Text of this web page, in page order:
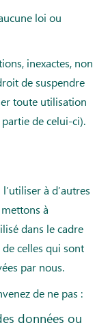
loi ou
inexactes, non
de suspendre
toute utilisation
de celui-ci).
à d’autres
à
dans le cadre
de celles qui sont
par nous.
de ne pas :
données ou